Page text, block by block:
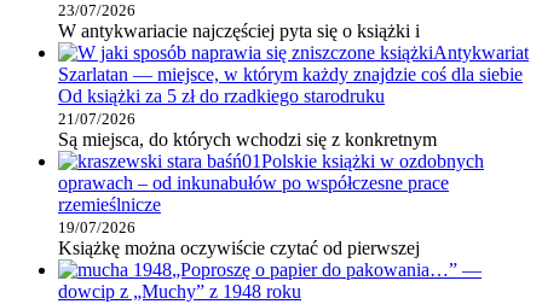
23/07/2026
W antykwariacie najczęściej pyta się o książki i
Antykwariat
Szarlatan — miejsce, w którym każdy znajdzie coś dla siebie
Od książki za 5 zł do rzadkiego starodruku
21/07/2026
Są miejsca, do których wchodzi się z konkretnym
Polskie książki w ozdobnych
oprawach – od inkunabułów po współczesne prace
rzemieślnicze
19/07/2026
Książkę można oczywiście czytać od pierwszej
„Poproszę o papier do pakowania…” —
dowcip z „Muchy” z 1948 roku